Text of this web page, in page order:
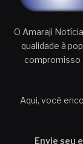
O Amaraji
qualidade à
compromisso
Aqui, você
Envie seu